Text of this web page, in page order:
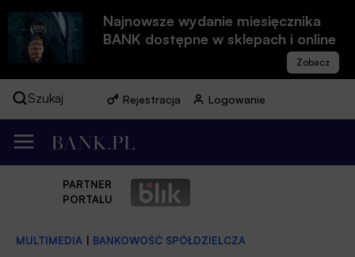
Najnowsze wydanie miesięcznika
BANK dostępne w sklepach i online
Szukaj Rejestracja Logowanie
PARTNER
PORTALU
MULTIMEDIA BANKOWOŚĆ SPÓŁDZIELCZA